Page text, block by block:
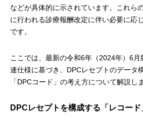
などが具体的に示されています。これら
に行われる診療報酬改定に伴い必要に応
です。
ここでは、最新の令和6年（2024年）6
連仕様に基づき、DPCレセプトのデータ
「DPCコード」の考え方について解説し
DPCレセプトを構成する「レコー